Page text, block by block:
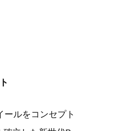
ルをコンセプト